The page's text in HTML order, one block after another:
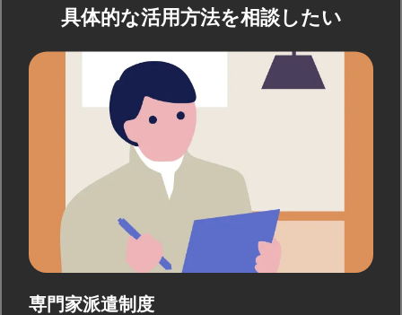
具体的な活用方法を相談したい
専門家派遣制度